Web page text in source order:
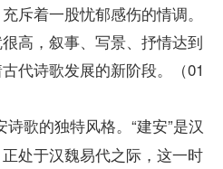
斥着一股忧郁感伤的情调。
高，叙事、写景、抒情达到
代诗歌发展的新阶段。（01
歌的独特风格。“建安”是汉
处于汉魏易代之际，这一时